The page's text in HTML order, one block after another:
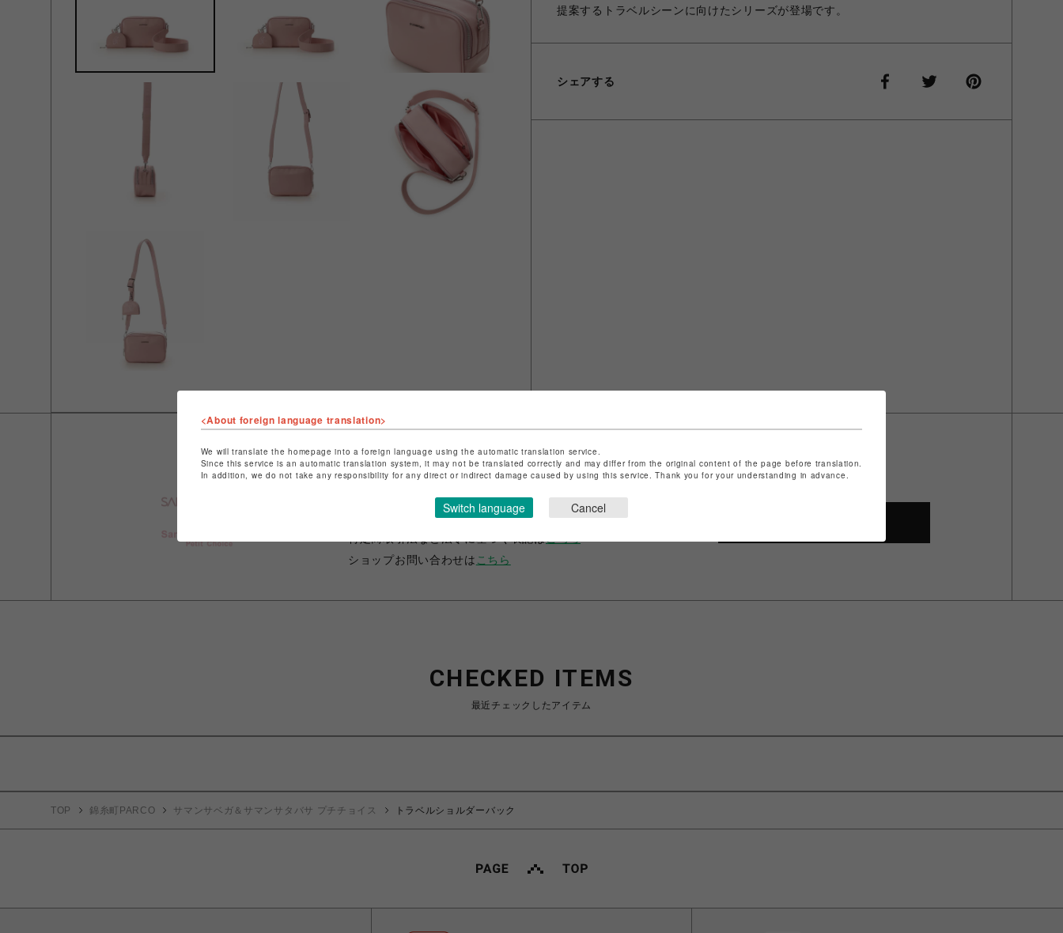
提案するトラベルシーンに向けたシリーズが登場です。
シェアする
錦糸町PARCO
ショップお問い合わせは こちら
CHECKED ITEMS
最近チェックしたアイテム
TOP 錦糸町PARCO サマンサベガ＆サマンサタバサ プチチョイス トラベルショルダーバック
<About foreign language translation>
We will translate the homepage into a foreign language using the automatic translation service.
Since this service is an automatic translation system, it may not be translated correctly and may differ from the original content of the page before translation.
In addition, we do not take any responsibility for any direct or indirect damage caused by using this service. Thank you for your understanding in advance.
Switch language Cancel